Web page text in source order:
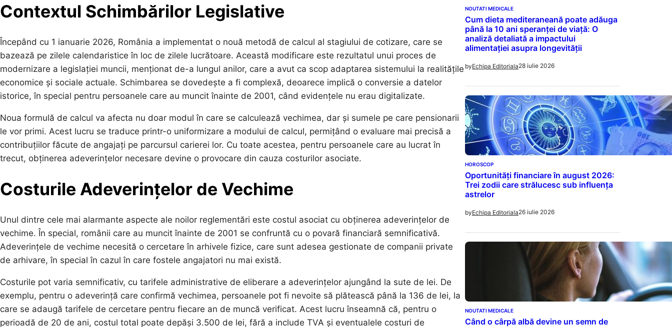
Contextul Schimbărilor Legislative
Începând cu 1 ianuarie 2026, România a implementat o nouă metodă de calcul al stagiului de cotizare, care se
bazează pe zilele calendaristice în loc de zilele lucrătoare. Această modificare este rezultatul unui proces de
modernizare a legislației muncii, menționat de-a lungul anilor, care a avut ca scop adaptarea sistemului la realitățile
economice și sociale actuale. Schimbarea se dovedește a fi complexă, deoarece implică o conversie a datelor
istorice, în special pentru persoanele care au muncit înainte de 2001, când evidențele nu erau digitalizate.
Noua formulă de calcul va afecta nu doar modul în care se calculează vechimea, dar și sumele pe care pensionarii
le vor primi. Acest lucru se traduce printr-o uniformizare a modului de calcul, permițând o evaluare mai precisă a
contribuțiilor făcute de angajați pe parcursul carierei lor. Cu toate acestea, pentru persoanele care au lucrat în
trecut, obținerea adeverințelor necesare devine o provocare din cauza costurilor asociate.
Costurile Adeverințelor de Vechime
Unul dintre cele mai alarmante aspecte ale noilor reglementări este costul asociat cu obținerea adeverințelor de
vechime. În special, românii care au muncit înainte de 2001 se confruntă cu o povară financiară semnificativă.
Adeverințele de vechime necesită o cercetare în arhivele fizice, care sunt adesea gestionate de companii private
de arhivare, în special în cazul în care fostele angajatori nu mai există.
Costurile pot varia semnificativ, cu tarifele administrative de eliberare a adeverințelor ajungând la sute de lei. De
exemplu, pentru o adeverință care confirmă vechimea, persoanele pot fi nevoite să plătească până la 136 de lei, la
care se adaugă tarifele de cercetare pentru fiecare an de muncă verificat. Acest lucru înseamnă că, pentru o
perioadă de 20 de ani, costul total poate depăși 3.500 de lei, fără a include TVA și eventualele costuri de
NOUTATI MEDICALE
Cum dieta mediteraneană poate adăuga
până la 10 ani speranței de viață: O
analiză detaliată a impactului
alimentației asupra longevității
byEchipa Editoriala28 iulie 2026
HOROSCOP
Oportunități financiare în august 2026:
Trei zodii care strălucesc sub influența
astrelor
byEchipa Editoriala26 iulie 2026
NOUTATI MEDICALE
Când o cârpă albă devine un semn de